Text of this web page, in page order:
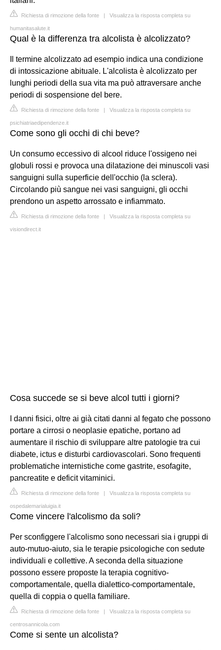
Richiesta di rimozione della fonte | Visualizza la risposta completa su
humanitasalute.it
Qual è la differenza tra alcolista è alcolizzato?
Il termine alcolizzato ad esempio indica una condizione
di intossicazione abituale. L'alcolista è alcolizzato per
lunghi periodi della sua vita ma può attraversare anche
periodi di sospensione del bere.
Richiesta di rimozione della fonte | Visualizza la risposta completa su
psichiatriaedipendenze.it
Come sono gli occhi di chi beve?
Un consumo eccessivo di alcool riduce l'ossigeno nei
globuli rossi e provoca una dilatazione dei minuscoli vasi
sanguigni sulla superficie dell'occhio (la sclera).
Circolando più sangue nei vasi sanguigni, gli occhi
prendono un aspetto arrossato e infiammato.
Richiesta di rimozione della fonte | Visualizza la risposta completa su
visiondirect.it
Cosa succede se si beve alcol tutti i giorni?
I danni fisici, oltre ai già citati danni al fegato che possono
portare a cirrosi o neoplasie epatiche, portano ad
aumentare il rischio di sviluppare altre patologie tra cui
diabete, ictus e disturbi cardiovascolari. Sono frequenti
problematiche internistiche come gastrite, esofagite,
pancreatite e deficit vitaminici.
Richiesta di rimozione della fonte | Visualizza la risposta completa su
ospedalemarialuigia.it
Come vincere l'alcolismo da soli?
Per sconfiggere l'alcolismo sono necessari sia i gruppi di
auto-mutuo-aiuto, sia le terapie psicologiche con sedute
individuali e collettive. A seconda della situazione
possono essere proposte la terapia cognitivo-
comportamentale, quella dialettico-comportamentale,
quella di coppia o quella familiare.
Richiesta di rimozione della fonte | Visualizza la risposta completa su
centrosannicola.com
Come si sente un alcolista?